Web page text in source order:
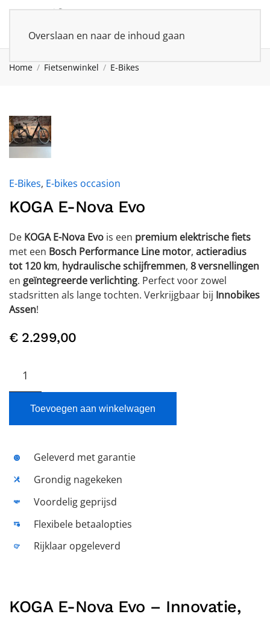
Overslaan en naar de inhoud gaan
Home Fietsenwinkel E-Bikes
E-Bikes, E-bikes occasion
KOGA E-Nova Evo
De KOGA E-Nova Evo is een premium elektrische fiets
met een Bosch Performance Line motor, actieradius
tot 120 km, hydraulische schijfremmen, 8 versnellingen
en geïntegreerde verlichting. Perfect voor zowel
stadsritten als lange tochten. Verkrijgbaar bij Innobikes
Assen!
€2.299,00
Nova
aantal
Toevoegen aan winkelwagen
Geleverd met garantie
Grondig nagekeken
Voordelig geprijsd
Flexibele betaalopties
Rijklaar opgeleverd
KOGA E-Nova Evo – Innovatie,